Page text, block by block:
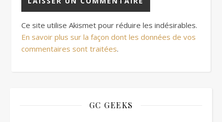
Ce site utilise Akismet pour réduire les indésirables.
En savoir plus sur la façon dont les données de vos
commentaires sont traitées.
GC GEEKS